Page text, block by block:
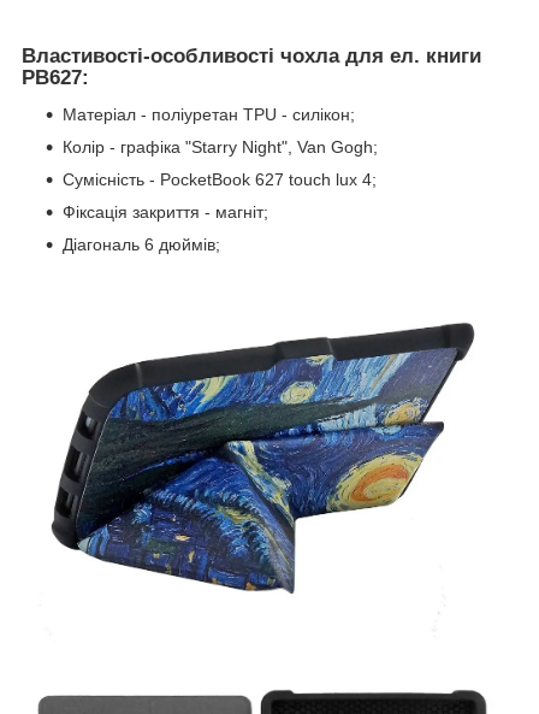
Властивості-особливості чохла для ел. книги
PB627:
Матеріал - поліуретан TPU - силікон;
Колір - графіка "Starry Night", Van Gogh;
Сумісність - PocketBook 627 touch lux 4;
Фіксація закриття - магніт;
Діагональ 6 дюймів;